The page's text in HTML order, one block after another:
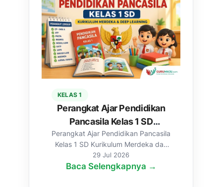
KELAS 1
Perangkat Ajar Pendidikan
Pancasila Kelas 1 SD
Kurikulum Merdeka & Deep
Learning Lengkap
Perangkat Ajar Pendidikan Pancasila
Kelas 1 SD Kurikulum Merdeka dan
Deep Learning lengkap sebagai
referensi g...
29 Jul 2026
Baca Selengkapnya →